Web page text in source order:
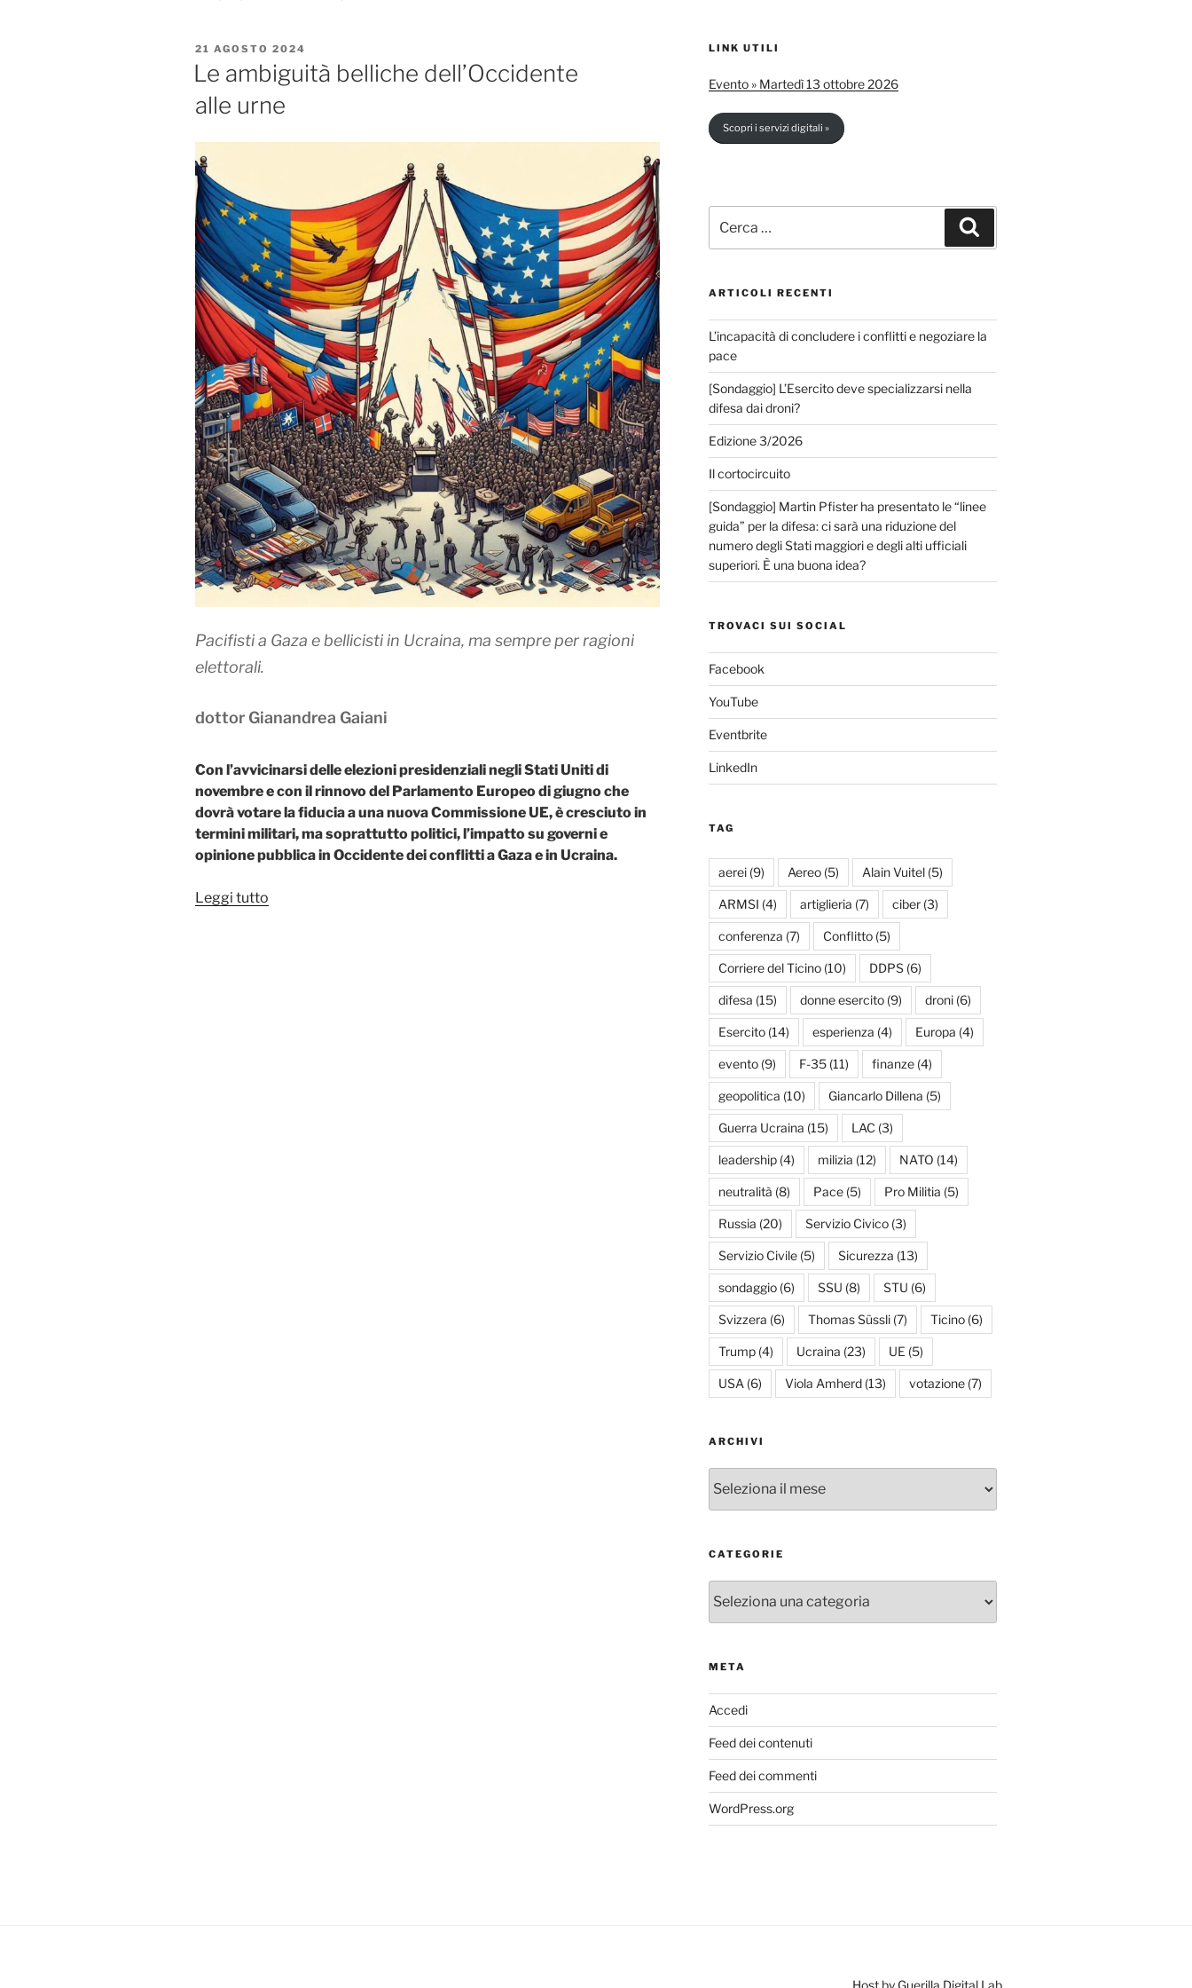
PUBBLICATO
IL
21 AGOSTO 2024
Le ambiguità belliche dell’Occidente
alle urne
Pacifisti a Gaza e bellicisti in Ucraina, ma sempre per ragioni
elettorali.
dottor Gianandrea Gaiani
Con l’avvicinarsi delle elezioni presidenziali negli Stati Uniti di
novembre e con il rinnovo del Parlamento Europeo di giugno che
dovrà votare la fiducia a una nuova Commissione UE, è cresciuto in
termini militari, ma soprattutto politici, l’impatto su governi e
opinione pubblica in Occidente dei conflitti a Gaza e in Ucraina.
Leggi tutto
LINK UTILI
Evento » Martedì 13 ottobre 2026
Scopri i servizi digitali »
ARTICOLI RECENTI
L’incapacità di concludere i conflitti e negoziare la
pace
[Sondaggio] L’Esercito deve specializzarsi nella
difesa dai droni?
Edizione 3/2026
Il cortocircuito
[Sondaggio] Martin Pfister ha presentato le “linee
guida” per la difesa: ci sarà una riduzione del
numero degli Stati maggiori e degli alti ufficiali
superiori. È una buona idea?
TROVACI SUI SOCIAL
Facebook
YouTube
Eventbrite
LinkedIn
TAG
aerei(9) Aereo(5) Alain Vuitel(5)
ARMSI (4) artiglieria (7) ciber(3)
conferenza (7) Conflitto(5)
Corriere del Ticino(10) DDPS(6)
difesa (15) donne esercito(9) droni(6)
Esercito(14) esperienza (4) Europa (4)
evento(9) F-35(11) finanze(4)
geopolitica (10) Giancarlo Dillena (5)
Guerra Ucraina (15) LAC (3)
leadership(4) milizia (12) NATO (14)
neutralità (8) Pace(5) Pro Militia (5)
Russia (20) Servizio Civico(3)
Servizio Civile(5) Sicurezza (13)
sondaggio(6) SSU (8) STU (6)
Svizzera (6) Thomas Süssli(7) Ticino(6)
Trump(4) Ucraina (23) UE (5)
USA (6) Viola Amherd(13) votazione(7)
ARCHIVI
CATEGORIE
META
Accedi
Feed dei contenuti
Feed dei commenti
WordPress.org
Host by Guerilla Digital Lab